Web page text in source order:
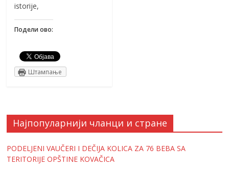
istorije,
Подели ово:
Штампање
Најпопуларнији чланци и стране
PODELJENI VAUČERI I DEČIJA KOLICA ZA 76 BEBA SA
TERITORIJE OPŠTINE KOVAČICA